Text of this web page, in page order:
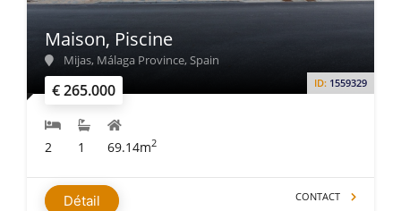
€ 265.000 ID: 1559329
Maison, Piscine
Mijas, Málaga Province, Spain
2 1 69.14m2
Détail CONTACT